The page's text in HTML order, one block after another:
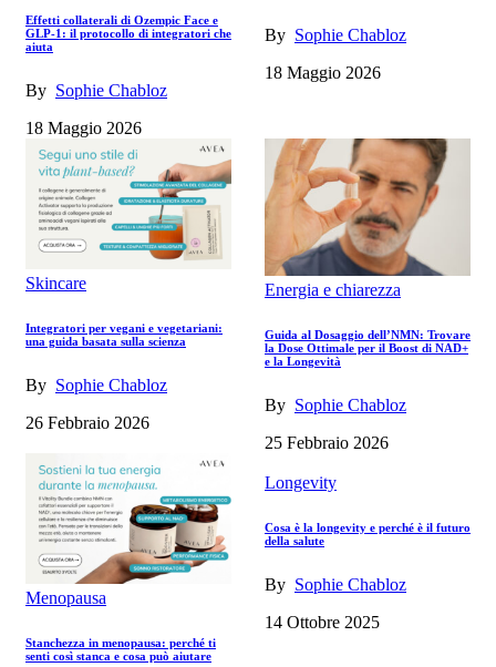
Effetti collaterali di Ozempic Face e
GLP-1: il protocollo di integratori che
aiuta
By Sophie Chabloz
18 Maggio 2026
By Sophie Chabloz
18 Maggio 2026
Skincare
Integratori per vegani e vegetariani:
una guida basata sulla scienza
By Sophie Chabloz
26 Febbraio 2026
Energia e chiarezza
Guida al Dosaggio dell’NMN: Trovare
la Dose Ottimale per il Boost di NAD+
e la Longevità
By Sophie Chabloz
25 Febbraio 2026
Menopausa
Stanchezza in menopausa: perché ti
senti così stanca e cosa può aiutare
Longevity
Cosa è la longevity e perché è il futuro
della salute
By Sophie Chabloz
14 Ottobre 2025